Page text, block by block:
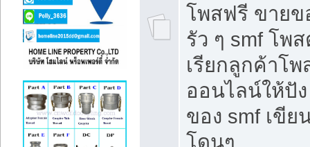
โพสฟรี ขายข
รัว ๆ smf โพ
เรียกลูกค้าโ
ออนไลน์ให้ปั
ของ smf เขี
โดนๆ